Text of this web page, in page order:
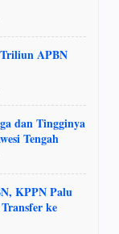
APBN
dan Tingginya
Tengah
KPPN Palu
ke